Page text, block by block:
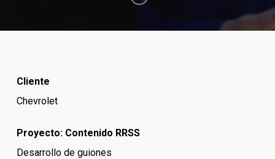
Cliente
Chevrolet
Proyecto: Contenido RRSS
Desarrollo de guiones